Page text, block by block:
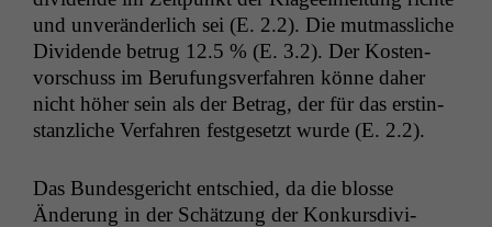
und unverän­der­lich sei (E. 2.2). Die mut­massliche
Div­i­dende betrug 12.5 % (E. 3.2). Der Kosten­
vorschuss im Beru­fungsver­fahren könne daher
nicht höher sein als der Betrag, der für das erstin­
stan­zliche Ver­fahren fest­ge­set­zt wurde (E. 2.2).
Das Bun­des­gericht entsch­ied, da die blosse
Änderung in der Schätzung der Konkurs­div­i­